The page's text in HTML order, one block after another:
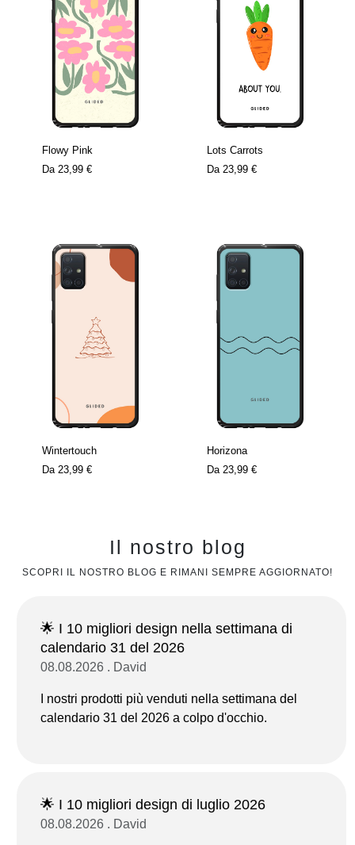
Flowy Pink
Da 23,99 €
Lots Carrots
Da 23,99 €
Wintertouch
Da 23,99 €
Horizona
Da 23,99 €
Il nostro blog
SCOPRI IL NOSTRO BLOG E RIMANI SEMPRE AGGIORNATO!
🌟 I 10 migliori design nella settimana di
calendario 31 del 2026
08.08.2026 . David
I nostri prodotti più venduti nella settimana del
calendario 31 del 2026 a colpo d'occhio.
🌟 I 10 migliori design di luglio 2026
08.08.2026 . David